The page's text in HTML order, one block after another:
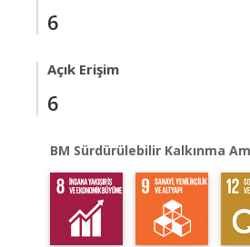
6
Açık Erişim
6
BM Sürdürülebilir Kalkınma